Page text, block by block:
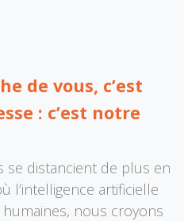
de vous, c’est
: c’est notre
se distancient de plus en
l’intelligence artificielle
nous croyons